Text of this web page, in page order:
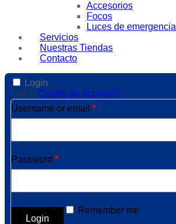
Accesorios
Focos
Luces de emergencia
Servicios
Nuestras Tiendas
Contacto
Login
Log in Create an account?
Username or email *
Password *
Remember me
Login